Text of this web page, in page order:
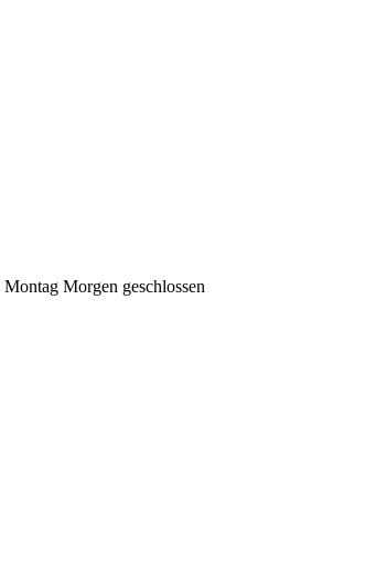
Morgen geschlossen